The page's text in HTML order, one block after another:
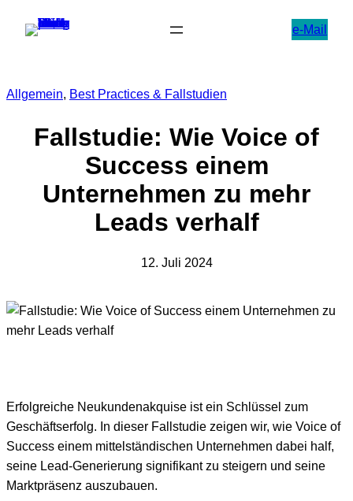
Inhalt
e-Mail
Allgemein, Best Practices & Fallstudien
Fallstudie: Wie Voice of
Success einem
Unternehmen zu mehr
Leads verhalf
12. Juli 2024
Erfolgreiche Neukundenakquise ist ein Schlüssel zum
Geschäftserfolg. In dieser Fallstudie zeigen wir, wie Voice of
Success einem mittelständischen Unternehmen dabei half,
seine Lead-Generierung signifikant zu steigern und seine
Marktpräsenz auszubauen.